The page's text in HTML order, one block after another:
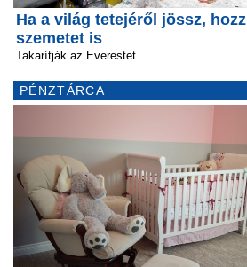
Ha a világ tetejéről jössz, hozz
szemetet is
Takarítják az Everestet
PÉNZTÁRCA